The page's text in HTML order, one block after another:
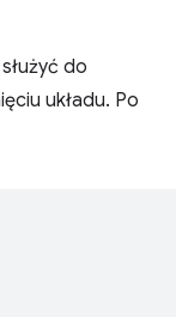
do
układu. Po